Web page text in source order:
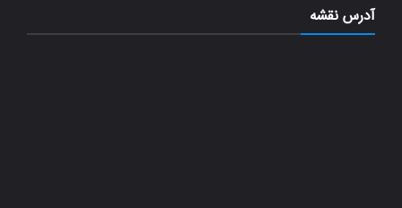
آدرس نقشه